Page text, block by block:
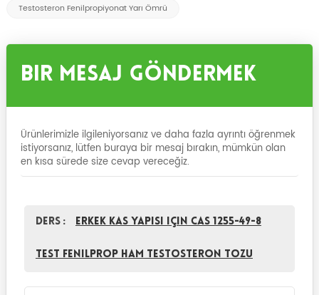
Testosteron Fenilpropiyonat Yarı Ömrü
Bir Mesaj Göndermek
Ürünlerimizle ilgileniyorsanız ve daha fazla ayrıntı öğrenmek
istiyorsanız, lütfen buraya bir mesaj bırakın, mümkün olan
en kısa sürede size cevap vereceğiz.
Ders : Erkek Kas Yapısı için CAS 1255-49-8
test fenilprop Ham Testosteron Tozu